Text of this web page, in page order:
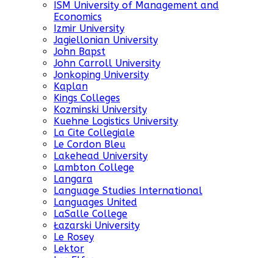
ISM University of Management and
Economics
Izmir University
Jagiellonian University
John Bapst
John Carroll University
Jonkoping University
Kaplan
Kings Colleges
Kozminski University
Kuehne Logistics University
La Cite Collegiale
Le Cordon Bleu
Lakehead University
Lambton College
Langara
Language Studies International
Languages United
LaSalle College
Łazarski University
Le Rosey
Lektor